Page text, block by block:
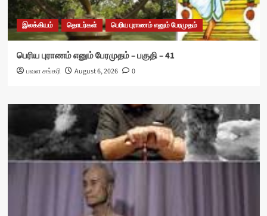
இலக்கியம் தொடர்கள் பெரிய புராணம் எனும் பேரமுதம்
பெரிய புராணம் எனும் பேரமுதம் – பகுதி – 41
பவள சங்கரி August 6, 2026 0